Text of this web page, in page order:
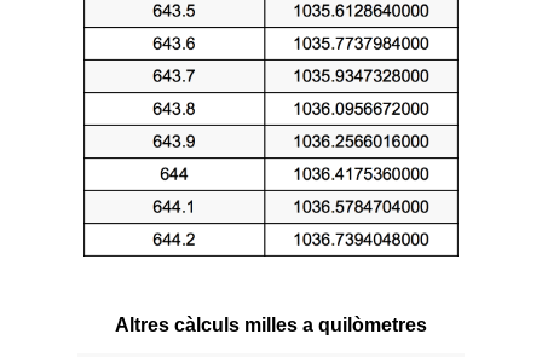
Altres càlculs milles a quilòmetres